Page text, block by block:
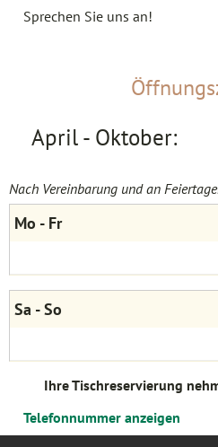
Sprechen Sie uns an!
April - Oktober:
Nach Vereinbarung und an
Mo - Fr
Sa - So
Ihre Tischreservierung
Telefonnummer anzeigen